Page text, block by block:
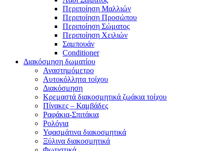
Περιποίηση Μαλλιών
Περιποίηση Προσώπου
Περιποίηση Σώματος
Περιποίηση Χειλιών
Σαμπουάν
Conditioner
Διακόσμηση δωματίου
Αναστημόμετρο
Αυτοκόλλητα τοίχου
Διακόσμηση
Κρεμαστά διακοσμητικά ζωάκια τοίχου
Πίνακες – Καμβάδες
Ραφάκια-Σπιτάκια
Ρολόγια
Υφασμάτινα διακοσμητικά
Ξύλινα διακοσμητικά